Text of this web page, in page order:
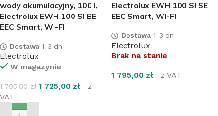
wody akumulacyjny, 100 l,
Electrolux EWH 100 SI BE
EEC Smart, WI-FI
Dostawa 1-3 dn
Electrolux
W magazynie
1 795,00zł 1 725,00 zł
z
VAT
Electrolux EWH 100 SI SE
EEC Smart, WI-FI
Dostawa 1-3 dn
Electrolux
Brak na stanie
1 795,00 zł z VAT